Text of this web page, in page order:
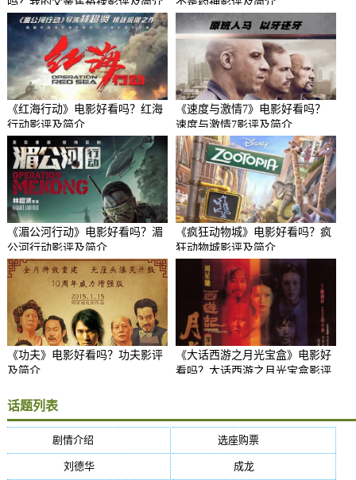
《红海行动》电影好看吗？红海
行动影评及简介
《速度与激情7》电影好看吗？
速度与激情7影评及简介
《湄公河行动》电影好看吗？湄
公河行动影评及简介
《疯狂动物城》电影好看吗？疯
狂动物城影评及简介
《功夫》电影好看吗？功夫影评
及简介
《大话西游之月光宝盒》电影好
看吗？大话西游之月光宝盒影评
话题列表
剧情介绍 选座购票(5384)
刘德华(50) 成龙(46)